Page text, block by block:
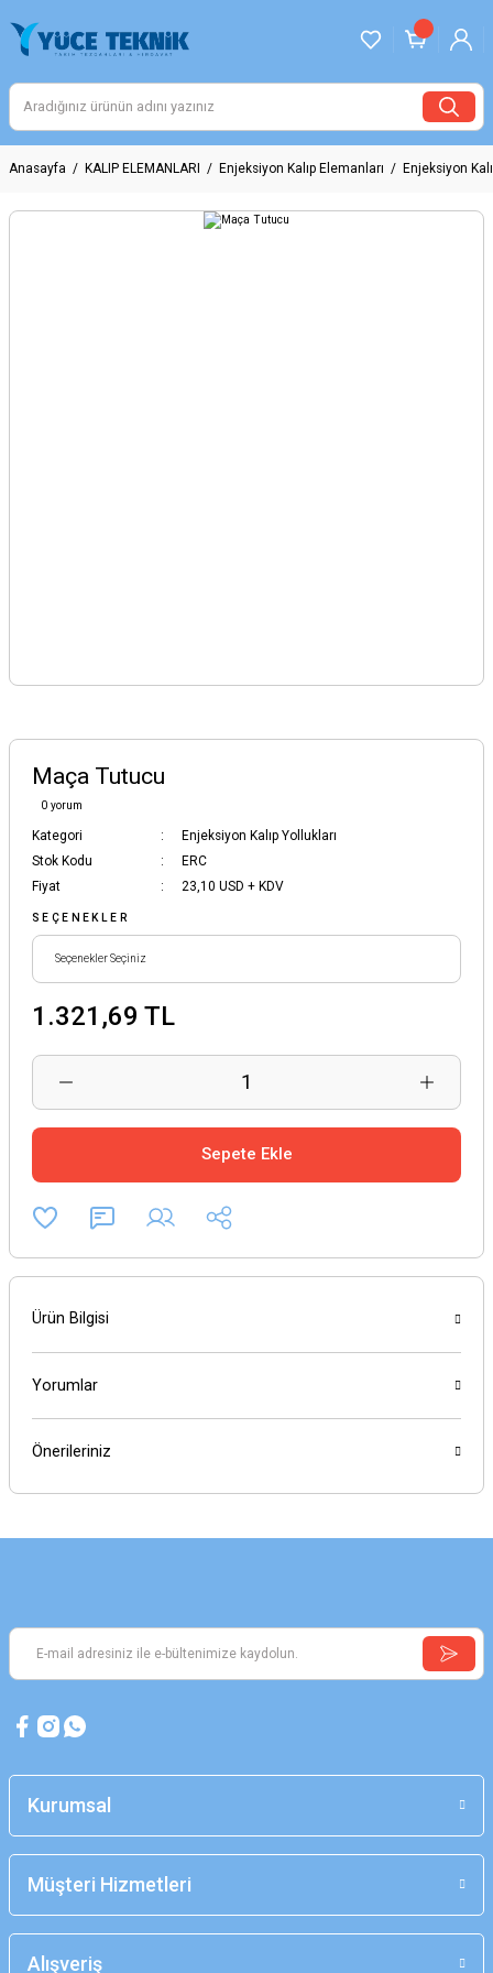
Anasayfa KALIP ELEMANLARI Enjeksiyon Kalıp Elemanları Enjeksiyon
Maça Tutucu
0 yorum
Kategori
Enjeksiyon Kalıp Yollukları
Stok Kodu
ERC
Fiyat
23,10 USD + KDV
SEÇENEKLER
1.321,69 TL
Sepete Ekle
Ürün Bilgisi
Yorumlar
Önerileriniz
Kurumsal
Müşteri Hizmetleri
Alışveriş